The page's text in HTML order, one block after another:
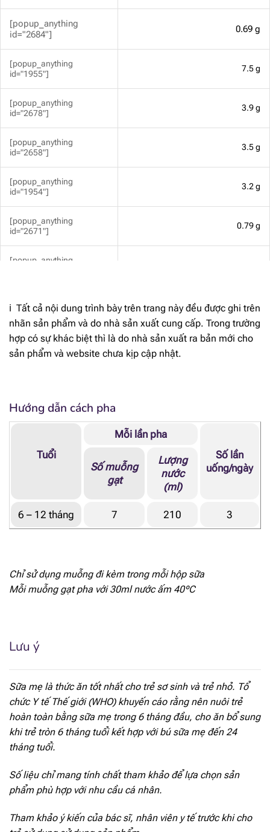
[popup_anything
id="2684"]
0.69 g
[popup_anything
id="1955"]
7.5 g
[popup_anything
id="2678"]
3.9 g
[popup_anything
id="2658"]
3.5 g
[popup_anything
id="1954"]
3.2 g
[popup_anything
id="2671"]
0.79 g
[popup_anything
id="1974"]
48.5 mg
[popup_anything
id="1972"]
400 mg
[popup_anything
1.86 mg α-TE
[popup_anything
1.62 mcg
[popup_anything
id="1922"]
[popup_anything
[popup_anything
id="1925"]
0.43 mg
[popup_anything
id="1926"]
52.4 mcg
[popup_anything
id="1929"]
1.86 mcg
[popup_anything
id="1927"]
13.1 mcg DEF
ℹ️ Tất cả nội dung trình bày trên trang này đều được ghi trên
nhãn sản phẩm và do nhà sản xuất cung cấp. Trong trường
hợp có sự khác biệt thì là do nhà sản xuất ra bản mới cho
sản phẩm và website chưa kịp cập nhật.
Hướng dẫn cách pha
Tuổi
Mỗi lần pha
Số lần
uống/ngày
Số muỗng
gạt
Lượng
nước
(ml)
6 – 12 tháng 7 210 3
Chỉ sử dụng muỗng đi kèm trong mỗi hộp sữa
Mỗi muỗng gạt pha với 30ml nước ấm 40ºC
Lưu ý
Sữa mẹ là thức ăn tốt nhất cho trẻ sơ sinh và trẻ nhỏ. Tổ
chức Y tế Thế giới (WHO) khuyến cáo rằng nên nuôi trẻ
hoàn toàn bằng sữa mẹ trong 6 tháng đầu, cho ăn bổ sung
khi trẻ tròn 6 tháng tuổi kết hợp với bú sữa mẹ đến 24
tháng tuổi.
Số liệu chỉ mang tính chất tham khảo để lựa chọn sản
phẩm phù hợp với nhu cầu cá nhân.
Tham khảo ý kiến của bác sĩ, nhân viên y tế trước khi cho